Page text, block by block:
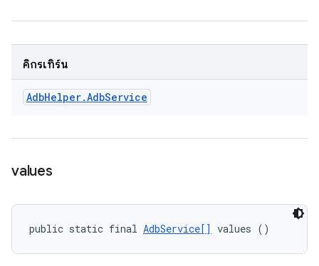
คิกรีเทิร์น
AdbHelper.AdbService
values
public static final AdbService[] values ()